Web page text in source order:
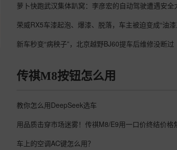
萝卜快跑武汉集体趴窝：李彦宏的自动驾驶遭遇安全
荣威RX5车漆起泡、爆漆、脱落，车主被迫变成“油漆
新车秒变“病秧子”，北京越野BJ60提车后维修没断过
传祺M8按钮怎么用
教你怎么用DeepSeek选车
用品质击穿市场迷雾！传祺M8/E9用一口价终结价格
车上的空调AC键怎么用？